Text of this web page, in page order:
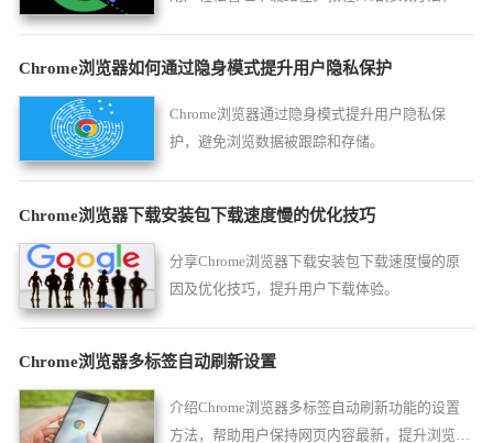
Chrome浏览器如何通过隐身模式提升用户隐私保护
Chrome浏览器通过隐身模式提升用户隐私保
护，避免浏览数据被跟踪和存储。
Chrome浏览器下载安装包下载速度慢的优化技巧
分享Chrome浏览器下载安装包下载速度慢的原
因及优化技巧，提升用户下载体验。
Chrome浏览器多标签自动刷新设置
介绍Chrome浏览器多标签自动刷新功能的设置
方法，帮助用户保持网页内容最新，提升浏览使